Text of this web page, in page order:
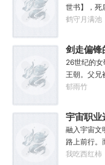
世书】，死
世的宝物，
定先在魔
险异常，遍
世，好不容
世……直到
一代魔道巨
鹤守月满池
剑走偏锋
26世纪的
王朝。父兄
馆神器——
度牒。潘筠
郁雨竹
宇宙职业
融入宇宙文
路上前行。
我吃西红柿